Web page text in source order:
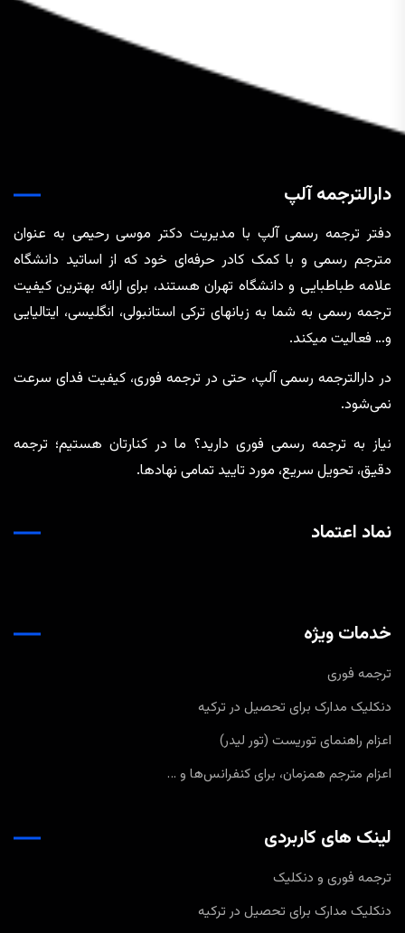
دارالترجمه آلپ
دفتر ترجمه رسمی آلپ با مدیریت دکتر موسی رحیمی به عنوان
مترجم رسمی و با کمک کادر حرفه‌ای خود که از اساتید دانشگاه
علامه طباطبایی و دانشگاه تهران هستند، برای ارائه بهترین کیفیت
ترجمه رسمی به شما به زبانهای ترکی استانبولی، انگلیسی، ایتالیایی
و… فعالیت میکند.
در دارالترجمه رسمی آلپ، حتی در ترجمه‌ فوری، کیفیت فدای سرعت
نمی‌شود.
نیاز به ترجمه رسمی فوری دارید؟ ما در کنارتان هستیم؛ ترجمه
دقیق، تحویل سریع، مورد تایید تمامی نهادها.
نماد اعتماد
خدمات ویژه
ترجمه فوری
دنکلیک مدارک برای تحصیل در ترکیه
اعزام راهنمای توریست (تور لیدر)
اعزام مترجم همزمان، برای کنفرانس‌ها و …
لینک های کاربردی
ترجمه فوری و دنکلیک
دنکلیک مدارک برای تحصیل در ترکیه